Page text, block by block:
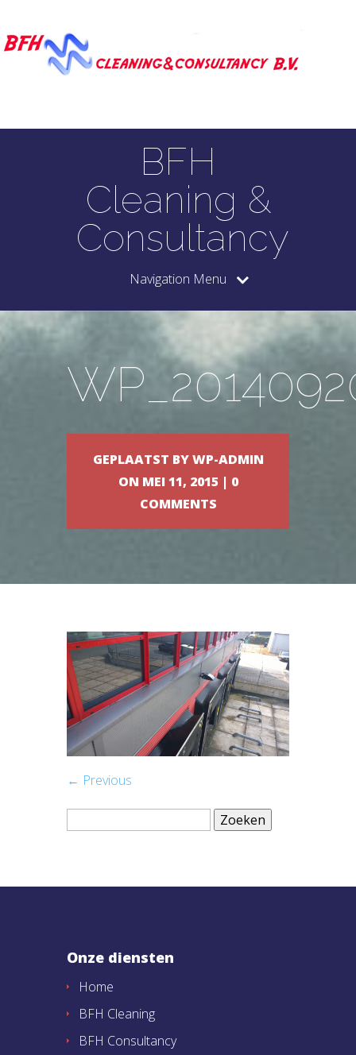
BFH
Cleaning &
Consultancy
Navigation Menu
GEPLAATST BYWP-ADMIN
ON MEI 11, 2015 | 0
COMMENTS
← Previous
Zoeken
Onze diensten
Home
BFH Cleaning
BFH Consultancy